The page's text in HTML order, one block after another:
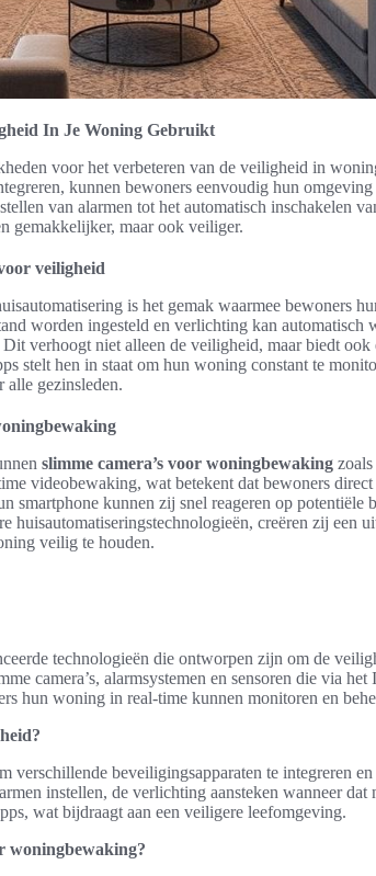
In Je Woning Gebruikt
voor het verbeteren van de veiligheid in
kunnen bewoners eenvoudig hun
van alarmen tot het automatisch inschakelen
gemakkelijker, maar ook veiliger.
veiligheid
is het gemak waarmee bewoners
worden ingesteld en verlichting kan automatisch
verhoogt niet alleen de veiligheid, maar biedt ook
stelt hen in staat om hun woning constant te
alle gezinsleden.
slimme camera’s voor woningbewaking
videobewaking, wat betekent dat bewoners
smartphone kunnen zij snel reageren op potentiële
huisautomatiseringstechnologieën, creëren zij een
veilig te houden.
technologieën die ontworpen zijn om de
camera’s, alarmsystemen en sensoren die via
hun woning in real-time kunnen monitoren en
verschillende beveiligingsapparaten te integreren en
instellen, de verlichting aansteken wanneer dat
wat bijdraagt aan een veiligere leefomgeving.
woningbewaking?